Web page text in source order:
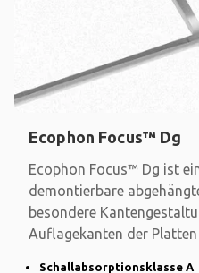
Ecophon Focus™ Dg
Ecophon Focus™ Dg ist
demontierbare
besondere
Auflagekanten der
Schallabsorptionsklasse A